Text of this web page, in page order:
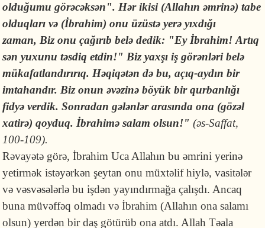
olduğumu görəcəksən". Hər ikisi (Allahın əmrinə) tabe
olduqları və (İbrahim) onu üzüstə yerə yıxdığı
zaman, Biz onu çağırıb belə dedik: "Ey İbrahim! Artıq
sən yuxunu təsdiq etdin!" Biz yaxşı iş görənləri belə
mükafatlandırırıq. Həqiqətən də bu, açıq-aydın bir
imtahandır. Biz onun əvəzinə böyük bir qurbanlığı
fidyə verdik. Sonradan gələnlər arasında ona (gözəl
xatirə) qoyduq. İbrahimə salam olsun!"(əs-Saffat,
100-109).
Rəvayətə görə, İbrahim Uca Allahın bu əmrini yerinə
yetirmək istəyərkən şeytan onu müxtəlif hiylə, vasitələr
və vəsvəsələrlə bu işdən yayındırmağa çalışdı. Ancaq
buna müvəffəq olmadı və İbrahim (Allahın ona salamı
olsun) yerdən bir daş götürüb ona atdı. Allah Təala